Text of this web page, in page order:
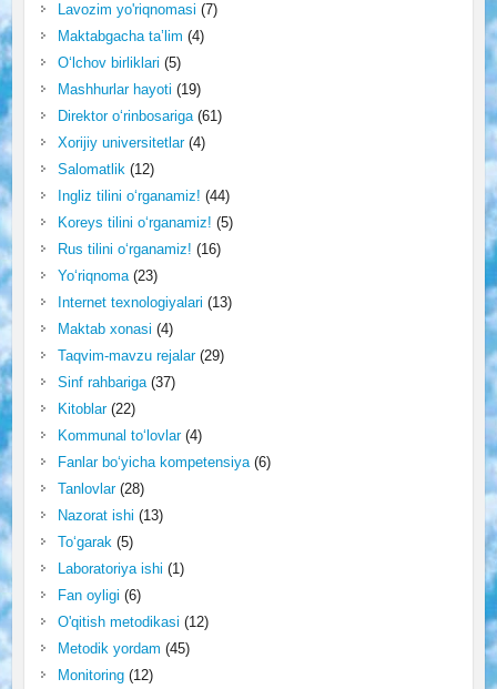
Lavozim yo'riqnomasi (7)
Maktabgacha ta’lim (4)
O‘lchov birliklari (5)
Mashhurlar hayoti (19)
Direktor o‘rinbosariga(61)
Xorijiy universitetlar(4)
Salomatlik(12)
Ingliz tilini o‘rganamiz! (44)
Koreys tilini o‘rganamiz! (5)
Rus tilini o‘rganamiz! (16)
Yo‘riqnoma(23)
Internet texnologiyalari (13)
Maktab xonasi (4)
Taqvim-mavzu rejalar(29)
Sinf rahbariga(37)
Kitoblar(22)
Kommunal to‘lovlar(4)
Fanlar bo‘yicha kompetensiya(6)
Tanlovlar(28)
Nazorat ishi (13)
To‘garak(5)
Laboratoriya ishi (1)
Fan oyligi (6)
O'qitish metodikasi (12)
Metodik yordam (45)
Monitoring(12)